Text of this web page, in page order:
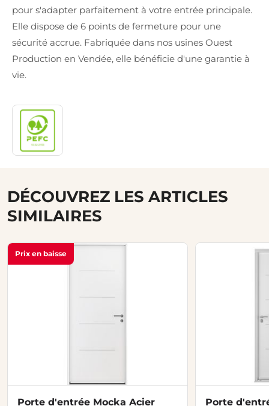
pour s'adapter parfaitement à votre entrée principale.
Elle dispose de 6 points de fermeture pour une
sécurité accrue. Fabriquée dans nos usines Ouest
Production en Vendée, elle bénéficie d'une garantie à
vie.
DÉCOUVREZ LES ARTICLES
SIMILAIRES
Prix en baisse
Porte d'entrée Mocka Acier Porte